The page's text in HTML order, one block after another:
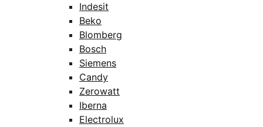
Indesit
Beko
Blomberg
Bosch
Siemens
Candy
Zerowatt
Iberna
Electrolux